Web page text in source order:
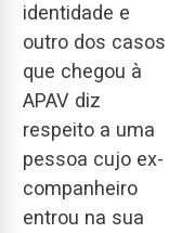
identidade e
outro dos casos
que chegou à
APAV diz
respeito a uma
pessoa cujo ex-
companheiro
entrou na sua